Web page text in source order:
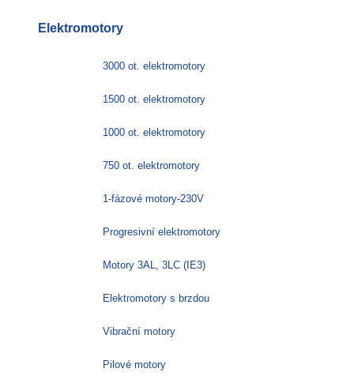
Elektromotory
3000 ot. elektromotory
1500 ot. elektromotory
1000 ot. elektromotory
750 ot. elektromotory
1-fázové motory-230V
Progresivní elektromotory
Motory 3AL, 3LC (IE3)
Elektromotory s brzdou
Vibrační motory
Pilové motory